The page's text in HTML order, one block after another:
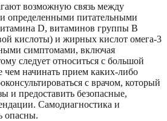
возможную связь между
определенными питательными
D, витаминов группы B
кислоты) и жирных кислот омега-3
симптомами, включая
следует относиться с большой
начинать прием каких-либо
с врачом, который
и предоставить безопасные,
Самодиагностика и
опасны.